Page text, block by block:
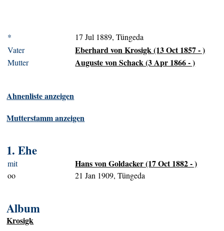
*
17 Jul 1889, Tüngeda
Vater
Eberhard von Krosigk (13 Oct 1857 - )
Mutter Auguste von Schack (3 Apr 1866 - )
Ahnenliste anzeigen
Mutterstamm anzeigen
1. Ehe
mit Hans von Goldacker (17 Oct 1882 - )
oo 21 Jan 1909, Tüngeda
Album
Krosigk